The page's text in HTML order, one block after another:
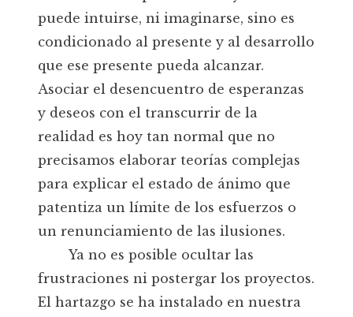
puede intuirse, ni imaginarse, sino es
condicionado al presente y al desarrollo
que ese presente pueda alcanzar.
Asociar el desencuentro de esperanzas
y deseos con el transcurrir de la
realidad es hoy tan normal que no
precisamos elaborar teorías complejas
para explicar el estado de ánimo que
patentiza un límite de los esfuerzos o
un renunciamiento de las ilusiones.
Ya no es posible ocultar las
frustraciones ni postergar los proyectos.
El hartazgo se ha instalado en nuestra